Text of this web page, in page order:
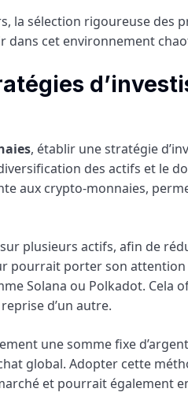
la sélection rigoureuse des
dans cet environnement
, établir une stratégie
des actifs et le
aux crypto-monnaies,
plusieurs actifs, afin de
pourrait porter son
Solana ou Polkadot. Cela
d’un autre.
une somme fixe
global. Adopter cette
et pourrait également